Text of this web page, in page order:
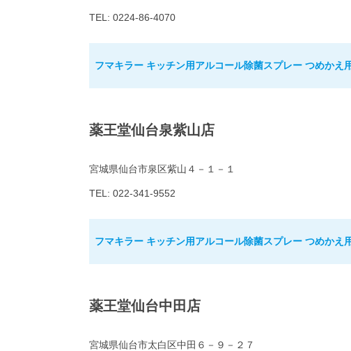
TEL: 0224-86-4070
フマキラー キッチン用アルコール除菌スプレー つめかえ
薬王堂仙台泉紫山店
宮城県仙台市泉区紫山４－１－１
TEL: 022-341-9552
フマキラー キッチン用アルコール除菌スプレー つめかえ
薬王堂仙台中田店
宮城県仙台市太白区中田６－９－２７